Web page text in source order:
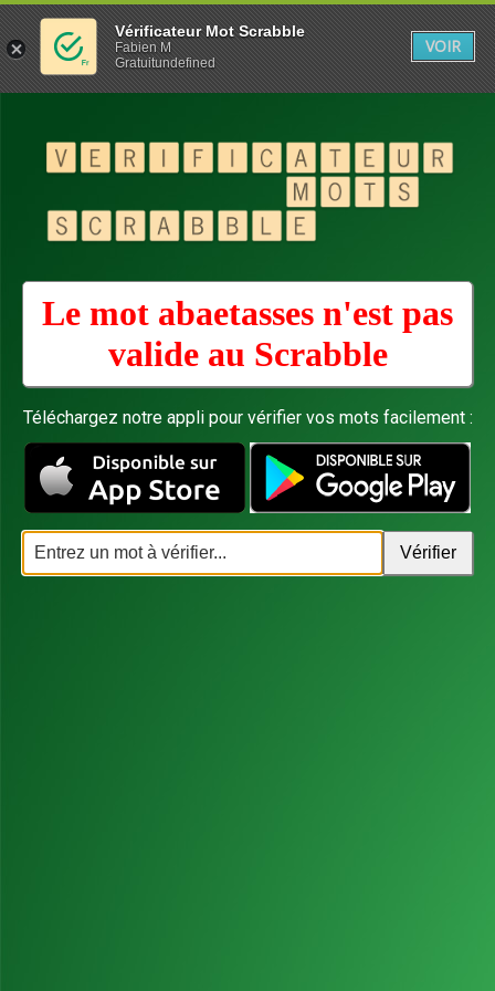
Le mot abaetasses n'est pas
valide au Scrabble
Téléchargez notre appli pour vérifier vos mots facilement :
Vérificateur Mot Scrabble
Fabien M
Gratuitundefined
VOIR